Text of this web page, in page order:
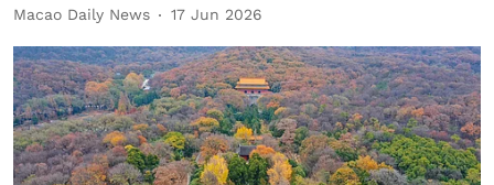
Macao Daily News 17 Jun 2026